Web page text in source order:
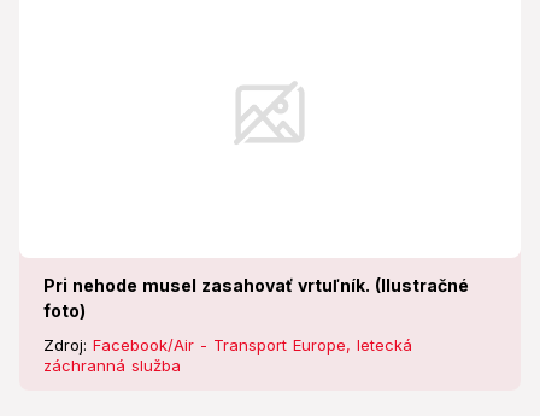
Pri nehode musel zasahovať vrtuľník. (Ilustračné
foto)
Zdroj: Facebook/Air - Transport Europe, letecká
záchranná služba